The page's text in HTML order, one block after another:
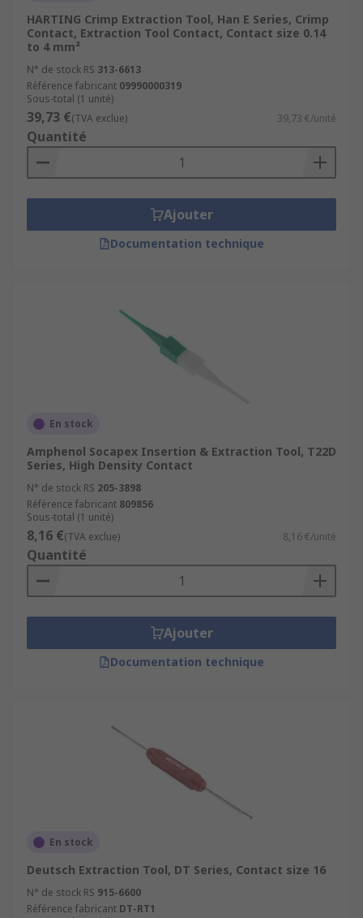
HARTING Crimp Extraction Tool, Han E Series, Crimp
Contact, Extraction Tool Contact, Contact size 0.14
to 4 mm²
N° de stock RS 313-6613
Référence fabricant 09990000319
Sous-total (1 unité)
39,73 €(TVA exclue) 39,73 €/unité
Quantité
Ajouter
Documentation technique
En stock
Amphenol Socapex Insertion & Extraction Tool, T22D
Series, High Density Contact
N° de stock RS 205-3898
Référence fabricant 809856
Sous-total (1 unité)
8,16 €(TVA exclue) 8,16 €/unité
Quantité
Ajouter
Documentation technique
En stock
Deutsch Extraction Tool, DT Series, Contact size 16
N° de stock RS 915-6600
Référence fabricant DT-RT1